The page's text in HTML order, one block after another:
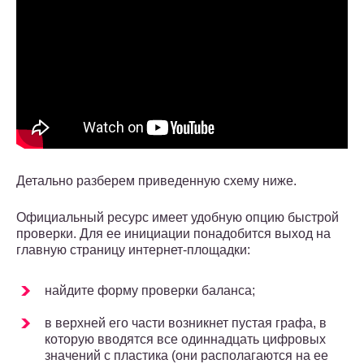
Детально разберем приведенную схему ниже.
Официальный ресурс имеет удобную опцию быстрой
проверки. Для ее инициации понадобится выход на
главную страницу интернет-площадки:
найдите форму проверки баланса;
в верхней его части возникнет пустая графа, в
которую вводятся все одиннадцать цифровых
значений с пластика (они располагаются на ее